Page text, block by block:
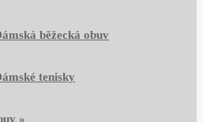
běžecká obuv
tenisky
»